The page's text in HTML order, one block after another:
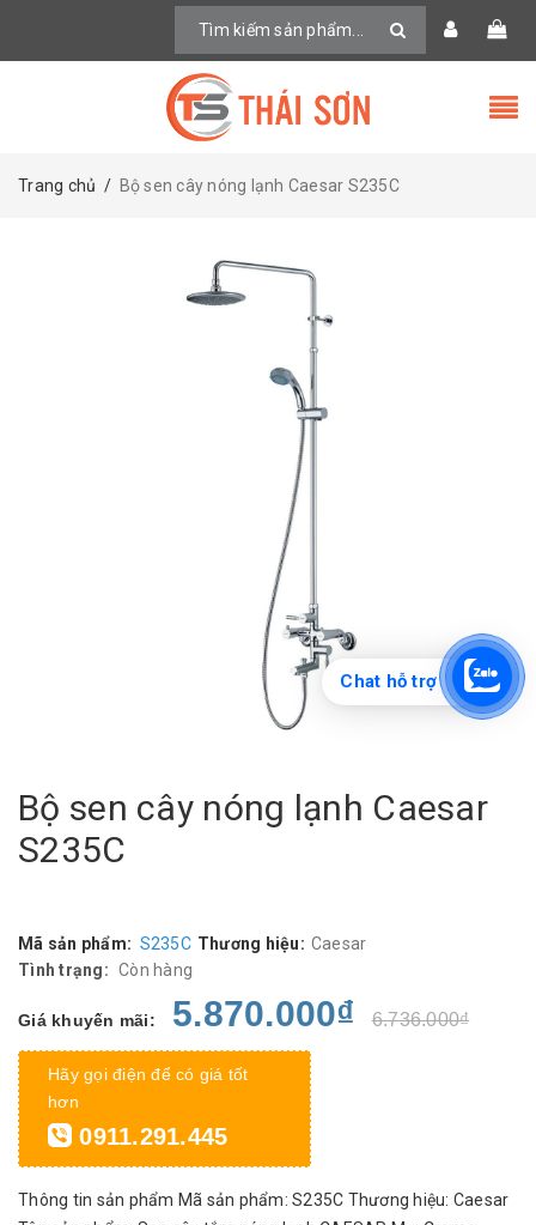
Trang chủ / Bộ sen cây nóng lạnh Caesar S235C
Bộ sen cây nóng lạnh Caesar
S235C
Mã sản phẩm: S235C Thương hiệu: Caesar
Tình trạng: Còn hàng
Giá khuyến mãi: 5.870.000₫ 6.736.000₫
Hãy gọi điện để có giá tốt
hơn
0911.291.445
Thông tin sản phẩm Mã sản phẩm: S235C Thương hiệu: Caesar
Chat hỗ trợ